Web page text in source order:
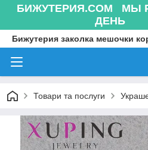
БИЖУТЕРИЯ.COM МЫ
Бижутерия заколка мешочки
Товари та послуги